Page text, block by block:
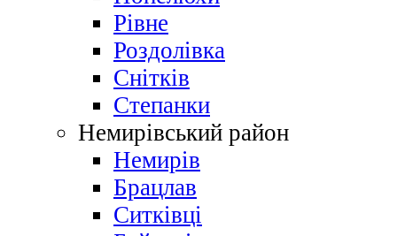
Рівне
Роздолівка
Снітків
Степанки
Немирівський район
Немирів
Брацлав
Ситківці